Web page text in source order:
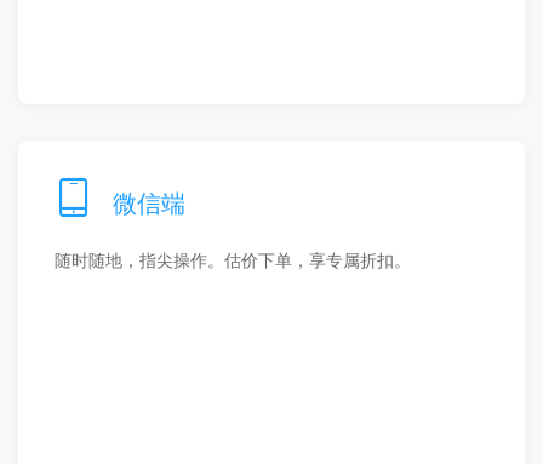
微信端
随时随地，指尖操作。估价下单，享专属折扣。